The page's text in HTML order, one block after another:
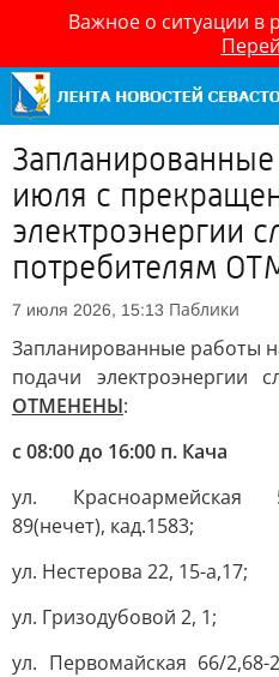
Важное о ситуации в
июля с
электроэнергии
потребителям
7 июля 2026, 15:13 Паблики
Запланированные работы
подачи электроэнергии
ОТМЕНЕНЫ:
с 08:00 до 16:00 п. Кача
ул. Красноармейская
89(нечет), кад.1583;
ул. Нестерова 22, 15-а,17;
ул. Гризодубовой 2, 1;
ул. Первомайская 66/2,68-